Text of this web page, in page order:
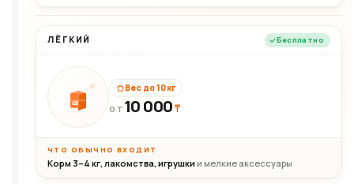
ЛЁГКИЙ Бесплатно
10кг
Вес до 10 кг
ОТ 10 000₸
ЧТО ОБЫЧНО ВХОДИТ
Корм 3–4 кг, лакомства, игрушки и мелкие аксессуары